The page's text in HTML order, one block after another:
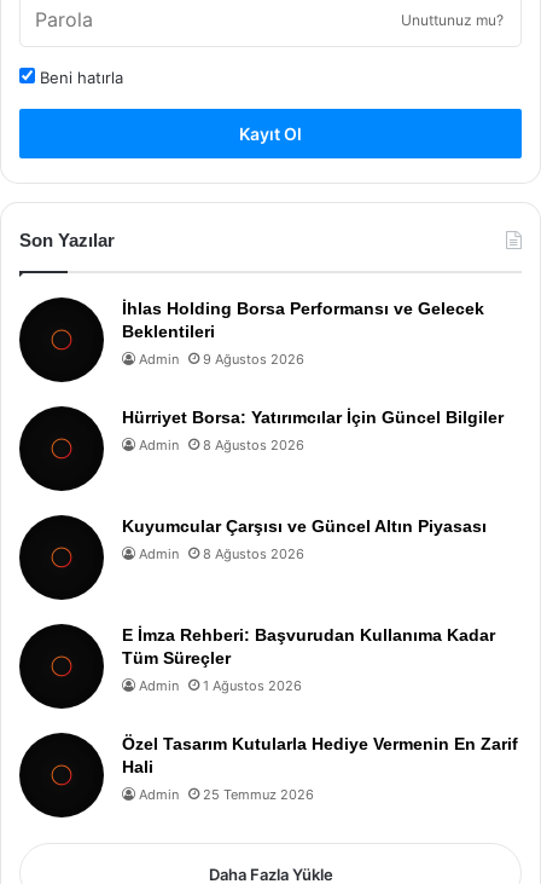
Unuttunuz mu?
Beni hatırla
Kayıt Ol
Son Yazılar
İhlas Holding Borsa Performansı ve Gelecek
Beklentileri
Admin 9 Ağustos 2026
Hürriyet Borsa: Yatırımcılar İçin Güncel Bilgiler
Admin 8 Ağustos 2026
Kuyumcular Çarşısı ve Güncel Altın Piyasası
Admin 8 Ağustos 2026
E İmza Rehberi: Başvurudan Kullanıma Kadar
Tüm Süreçler
Admin 1 Ağustos 2026
Özel Tasarım Kutularla Hediye Vermenin En Zarif
Hali
Admin 25 Temmuz 2026
Daha Fazla Yükle